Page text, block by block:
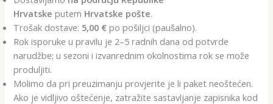
Hrvatske putem Hrvatske pošte.
Trošak dostave: 5,00 € po pošiljci (paušalno).
Rok isporuke u pravilu je 2–5 radnih dana od potvrde
narudžbe; u sezoni i izvanrednim okolnostima rok se može
produljiti.
Molimo da pri preuzimanju provjerite je li paket neoštećen.
Ako je vidljivo oštećenje, zatražite sastavljanje zapisnika kod